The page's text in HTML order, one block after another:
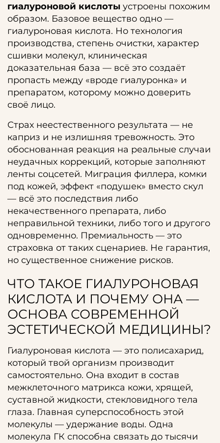
гиалуроновой кислоты устроены похожим
образом. Базовое вещество одно —
гиалуроновая кислота. Но технология
производства, степень очистки, характер
сшивки молекул, клиническая
доказательная база — всё это создаёт
пропасть между «вроде гиалуронка» и
препаратом, которому можно доверить
своё лицо.
Страх неестественного результата — не
каприз и не излишняя тревожность. Это
обоснованная реакция на реальные случаи
неудачных коррекций, которые заполняют
ленты соцсетей. Миграция филлера, комки
под кожей, эффект «подушек» вместо скул
— всё это последствия либо
некачественного препарата, либо
неправильной техники, либо того и другого
одновременно. Премиальность — это
страховка от таких сценариев. Не гарантия,
но существенное снижение рисков.
ЧТО ТАКОЕ ГИАЛУРОНОВАЯ
КИСЛОТА И ПОЧЕМУ ОНА —
ОСНОВА СОВРЕМЕННОЙ
ЭСТЕТИЧЕСКОЙ МЕДИЦИНЫ?
Гиалуроновая кислота — это полисахарид,
который твой организм производит
самостоятельно. Она входит в состав
межклеточного матрикса кожи, хрящей,
суставной жидкости, стекловидного тела
глаза. Главная суперспособность этой
молекулы — удержание воды. Одна
молекула ГК способна связать до тысячи